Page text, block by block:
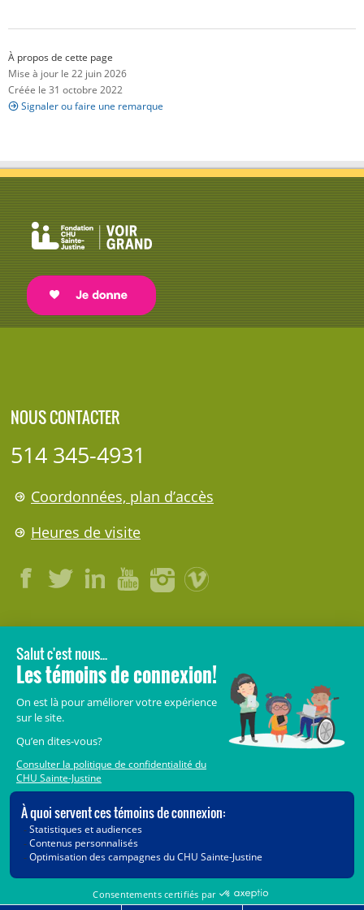
À propos de cette page
Mise à jour le 22 juin 2026
Créée le 31 octobre 2022
Signaler ou faire une remarque
NOUS CONTACTER
514 345-4931
Coordonnées, plan d’accès
Heures de visite
LÉGAL
© 2006-2026CHU Sainte-Justine.
Avis légaux
Crédits